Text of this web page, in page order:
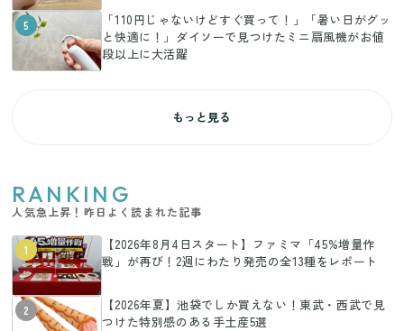
5
「110円じゃないけどすぐ買って！」「暑い日がグッ
と快適に！」ダイソーで見つけたミニ扇風機がお値
段以上に大活躍
もっと見る
RANKING
人気急上昇！昨日よく読まれた記事
1
【2026年8月4日スタート】ファミマ「45%増量作
戦」が再び！2週にわたり発売の全13種をレポート
2
【2026年夏】池袋でしか買えない！東武・西武で見
つけた特別感のある手土産5選